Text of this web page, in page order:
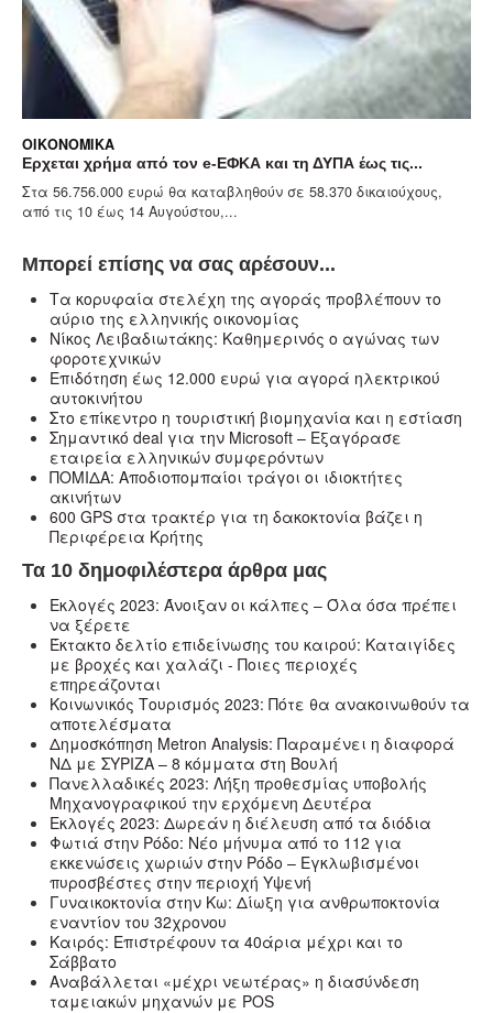
ΟΙΚΟΝΟΜΙΚΆ
Ερχεται χρήμα από τον e-ΕΦΚΑ και τη ΔΥΠΑ έως τις...
Στα 56.756.000 ευρώ θα καταβληθούν σε 58.370 δικαιούχους,
από τις 10 έως 14 Αυγούστου,...
Μπορεί επίσης να σας αρέσουν...
Τα κορυφαία στελέχη της αγοράς προβλέπουν το
αύριο της ελληνικής οικονομίας
Νίκος Λειβαδιωτάκης: Καθημερινός ο αγώνας των
φοροτεχνικών
Επιδότηση έως 12.000 ευρώ για αγορά ηλεκτρικού
αυτοκινήτου
Στο επίκεντρο η τουριστική βιομηχανία και η εστίαση
Σημαντικό deal για την Microsoft – Εξαγόρασε
εταιρεία ελληνικών συμφερόντων
ΠΟΜΙΔΑ: Αποδιοπομπαίοι τράγοι οι ιδιοκτήτες
ακινήτων
600 GPS στα τρακτέρ για τη δακοκτονία βάζει η
Περιφέρεια Κρήτης
Τα 10 δημοφιλέστερα άρθρα μας
Εκλογές 2023: Άνοιξαν οι κάλπες – Όλα όσα πρέπει
να ξέρετε
Έκτακτο δελτίο επιδείνωσης του καιρού: Καταιγίδες
με βροχές και χαλάζι - Ποιες περιοχές
επηρεάζονται
Κοινωνικός Τουρισμός 2023: Πότε θα ανακοινωθούν τα
αποτελέσματα
Δημοσκόπηση Metron Analysis: Παραμένει η διαφορά
ΝΔ με ΣΥΡΙΖΑ – 8 κόμματα στη Βουλή
Πανελλαδικές 2023: Λήξη προθεσμίας υποβολής
Μηχανογραφικού την ερχόμενη Δευτέρα
Εκλογές 2023: Δωρεάν η διέλευση από τα διόδια
Φωτιά στην Ρόδο: Νέο μήνυμα από το 112 για
εκκενώσεις χωριών στην Ρόδο – Εγκλωβισμένοι
πυροσβέστες στην περιοχή Υψενή
Γυναικοκτονία στην Κω: Δίωξη για ανθρωποκτονία
εναντίον του 32χρονου
Καιρός: Επιστρέφουν τα 40άρια μέχρι και το
Σάββατο
Αναβάλλεται «μέχρι νεωτέρας» η διασύνδεση
ταμειακών μηχανών με POS